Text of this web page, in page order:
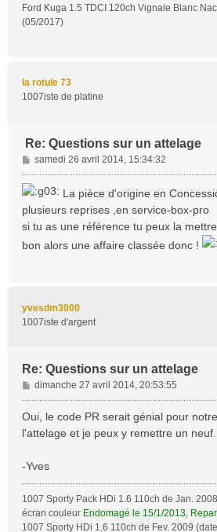
Ford Kuga 1.5 TDCI 120ch Vignale Blanc
(05/2017)
la rotule 73
1007iste de platine
Re: Questions sur un attelage
M
e
s
a
g
e
samedi 26 avril 2014, 15:34:32
La pièce d'origine en
plusieurs reprises ,en service-box-pro
si tu as une référence tu peux la
bon alors une affaire classée donc !
yvesdm3000
1007iste d'argent
Re: Questions sur un attelage
M
e
s
e
dimanche 27 avril 2014, 20:53:55
Oui, le code PR serait génial pour
l'attelage et je peux y remettre un neuf.
-Yves
1007 Sporty Pack HDi 1.6 110ch de Jan.
écran couleur Endomagé le 15/1/2013,
1007 Sporty HDi 1.6 110ch de Fev. 2009